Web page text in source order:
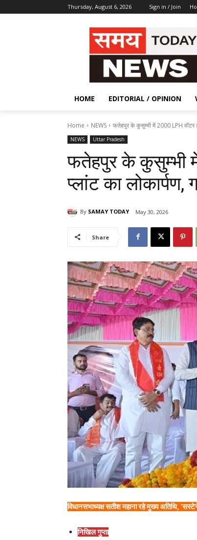
Thursday, August 6, 2026 Sign in / Join
HOME EDITORIAL / OPINION
Home NEWS फतेहपुर के कुसुम्भी में 2000 LPH वॉटर
NEWS Uttar Pradesh
फतेहपुर के कुसुम्भी
प्लांट का लोकार्पण,
By SAMAY TODAY May 30, 2026
Share
विधानसभाध्यक्ष सतीश महाना रहे मुख्य अतिथि,
निखिल गुप्ता